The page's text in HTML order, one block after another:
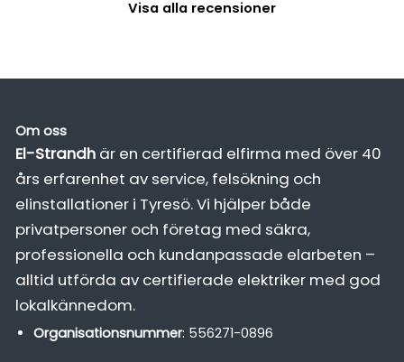
Visa alla recensioner
Om oss
El-Strandhär en certifierad elfirma med över 40
års erfarenhet av service, felsökning och
elinstallationer i Tyresö. Vi hjälper både
privatpersoner och företag med säkra,
professionella och kundanpassade elarbeten –
alltid utförda av certifierade elektriker med god
lokalkännedom.
Organisationsnummer: 556271-0896